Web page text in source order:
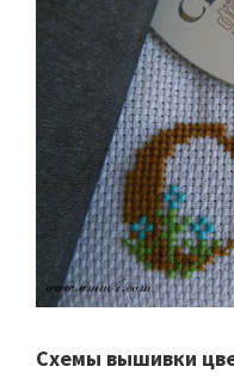
Схемы вышивки